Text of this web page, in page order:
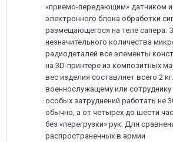
«приемо-передающим» датчиком и
электронного блока обработки
размещающегося на теле сапера.
незначительного количества
радиодеталей все элементы
на 3D-принтере из композитных
вес изделия составляет всего 2
военнослужащему или сотруднику
особых затруднений работать не
обычно, а от четырех до шести
без «перегрузки» рук. Для
распространенных в армии